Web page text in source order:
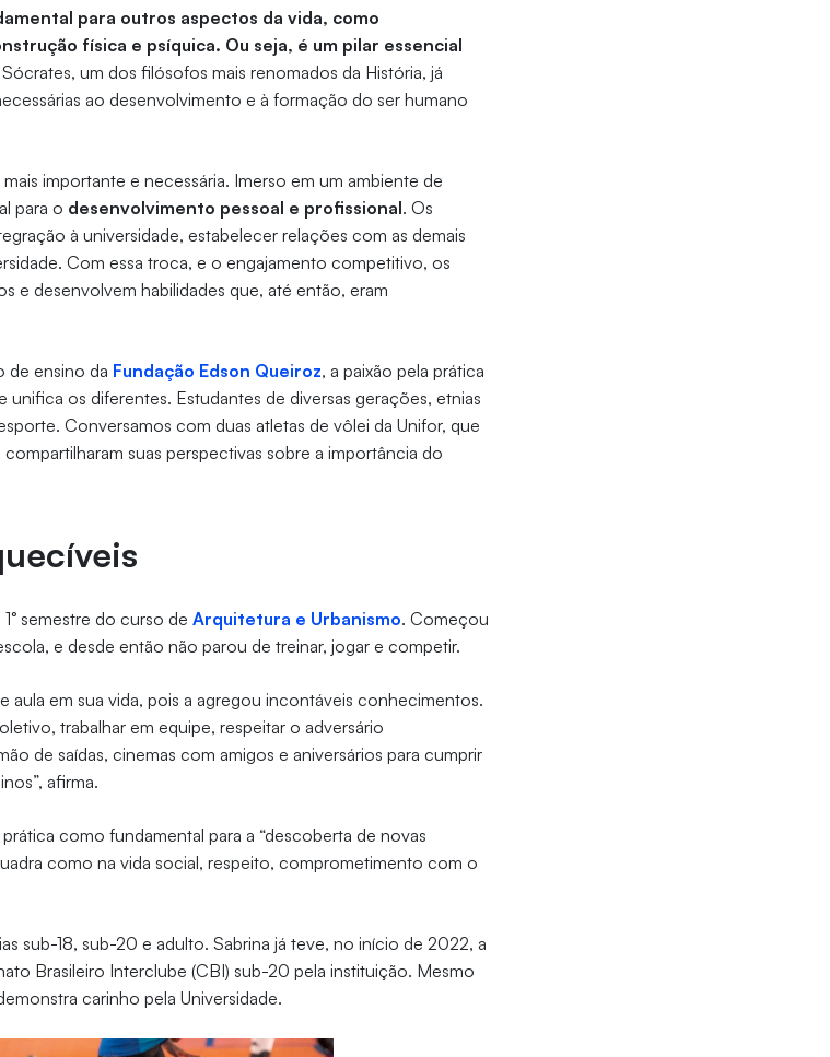
para outros aspectos da vida, como
física e psíquica. Ou seja, é um pilar essencial
um dos filósofos mais renomados da História, já
ao desenvolvimento e à formação do ser humano
importante e necessária. Imerso em um ambiente de
para o desenvolvimento pessoal e profissional. Os
à universidade, estabelecer relações com as demais
Com essa troca, e o engajamento competitivo, os
e desenvolvem habilidades que, até então, eram
de ensino da Fundação Edson Queiroz, a paixão pela prática
unifica os diferentes. Estudantes de diversas gerações, etnias
Conversamos com duas atletas de vôlei da Unifor, que
suas perspectivas sobre a importância do
semestre do curso deArquitetura e Urbanismo. Começou
e desde então não parou de treinar, jogar e competir.
aula em sua vida, pois a agregou incontáveis conhecimentos.
trabalhar em equipe, respeitar o adversário
de saídas, cinemas com amigos e aniversários para cumprir
afirma.
como fundamental para a “descoberta de novas
como na vida social, respeito, comprometimento com o
sub-18, sub-20 e adulto. Sabrina já teve, no início de 2022, a
Brasileiro Interclube (CBI) sub-20 pela instituição. Mesmo
carinho pela Universidade.